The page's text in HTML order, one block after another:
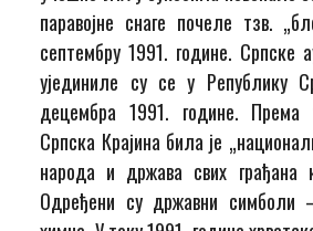
паравојне снаге почеле тзв.
септембру 1991. године. Српске
ујединиле су се у Републику
децембра 1991. године. Према
Српска Крајина била је
народа и држава свих грађана
Одређени су државни